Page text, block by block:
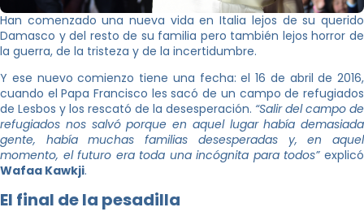
Han comenzado una nueva vida en Italia lejos de su querido
Damasco y del resto de su familia pero también lejos horror de
la guerra, de la tristeza y de la incertidumbre.
Y ese nuevo comienzo tiene una fecha: el 16 de abril de 2016,
cuando el Papa Francisco les sacó de un campo de refugiados
de Lesbos y los rescató de la desesperación. “Salir del campo de
refugiados nos salvó porque en aquel lugar había demasiada
gente, había muchas familias desesperadas y, en aquel
momento, el futuro era toda una incógnita para todos”explicó
Wafaa Kawkji.
El final de la pesadilla